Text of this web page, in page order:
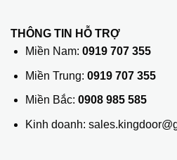
THÔNG TIN HỖ TRỢ
Miền Nam: 0919 707 355
Miền Trung: 0919 707 355
Miền Bắc: 0908 985 585
Kinh doanh: